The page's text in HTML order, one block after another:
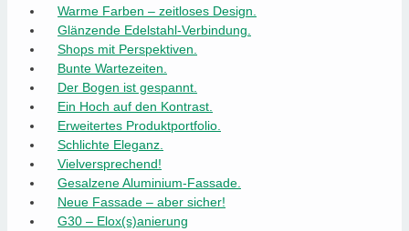
Warme Farben – zeitloses Design.
Glänzende Edelstahl-Verbindung.
Shops mit Perspektiven.
Bunte Wartezeiten.
Der Bogen ist gespannt.
Ein Hoch auf den Kontrast.
Erweitertes Produktportfolio.
Schlichte Eleganz.
Vielversprechend!
Gesalzene Aluminium-Fassade.
Neue Fassade – aber sicher!
G30 – Elox(s)anierung